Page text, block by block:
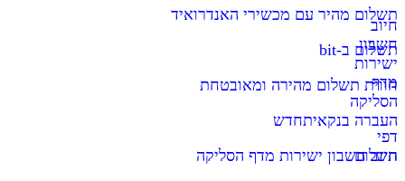
חיוב
חשבון
ישירות
מדף
הסליקה
דפי
תשלום
תשלום מהיר עם מכשירי האנדרואיד
תשלום ב-bit
חווית תשלום מהירה ומאובטחת
העברה בנקאיתחדש
חיוב חשבון ישירות מדף הסליקה